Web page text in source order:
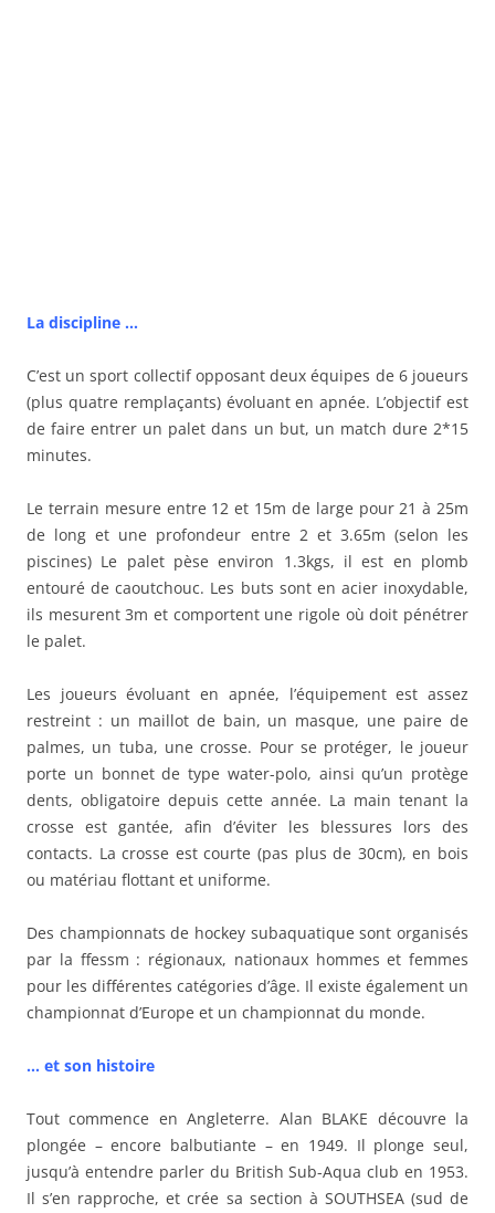
La discipline …
C’est un sport collectif opposant deux équipes de 6 joueurs
(plus quatre remplaçants) évoluant en apnée. L’objectif est
de faire entrer un palet dans un but, un match dure 2*15
minutes.
Le terrain mesure entre 12 et 15m de large pour 21 à 25m
de long et une profondeur entre 2 et 3.65m (selon les
piscines) Le palet pèse environ 1.3kgs, il est en plomb
entouré de caoutchouc. Les buts sont en acier inoxydable,
ils mesurent 3m et comportent une rigole où doit pénétrer
le palet.
Les joueurs évoluant en apnée, l’équipement est assez
restreint : un maillot de bain, un masque, une paire de
palmes, un tuba, une crosse. Pour se protéger, le joueur
porte un bonnet de type water-polo, ainsi qu’un protège
dents, obligatoire depuis cette année. La main tenant la
crosse est gantée, afin d’éviter les blessures lors des
contacts. La crosse est courte (pas plus de 30cm), en bois
ou matériau flottant et uniforme.
Des championnats de hockey subaquatique sont organisés
par la ffessm : régionaux, nationaux hommes et femmes
pour les différentes catégories d’âge. Il existe également un
championnat d’Europe et un championnat du monde.
… et son histoire
Tout commence en Angleterre. Alan BLAKE découvre la
plongée – encore balbutiante – en 1949. Il plonge seul,
jusqu’à entendre parler du British Sub-Aqua club en 1953.
Il s’en rapproche, et crée sa section à SOUTHSEA (sud de